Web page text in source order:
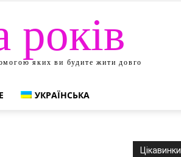
років
яких ви будите жити довго
УКРАЇНСЬКА
Цікавинки